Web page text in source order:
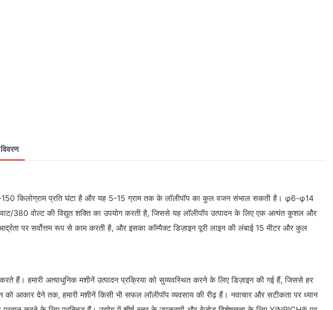
150 किलोग्राम प्रति घंटा है और यह 5-15 ग्राम तक के लॉलीपॉप का कुल वजन संभाल सकती है। φ6-φ14
380 वोल्ट की विद्युत शक्ति का उपयोग करती है, जिससे यह लॉलीपॉप उत्पादन के लिए एक अत्यंत कुशल और
पर सर्वोत्तम रूप से काम करती है, और इसका कॉम्पैक्ट डिज़ाइन पूरी लाइन की लंबाई 15 मीटर और कुल
हैं। हमारी अत्याधुनिक मशीनें उत्पादन प्रक्रिया को सुव्यवस्थित करने के लिए डिज़ाइन की गई हैं, जिससे हर
को आकार देने तक, हमारी मशीनें किसी भी सफल लॉलीपॉप व्यवसाय की रीढ़ हैं। नवाचार और सटीकता पर ध्यान